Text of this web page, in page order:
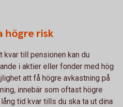
högre risk
kvar till pensionen kan du
i aktier eller fonder med hög
att få högre avkastning på
innebär som oftast högre
tid kvar tills du ska ta ut dina